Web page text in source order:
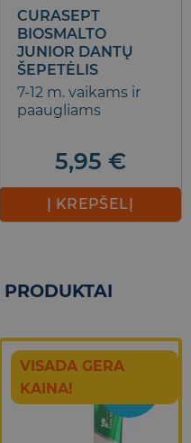
CURASEPT
BIOSMALTO
JUNIOR DANTŲ
ŠEPETĖLIS
7-12 m. vaikams ir
paaugliams
5,95 €
Į KREPŠELĮ
PRODUKTAI
VISADA GERA
KAINA!